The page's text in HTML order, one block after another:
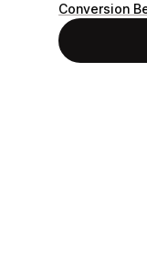
Conversion